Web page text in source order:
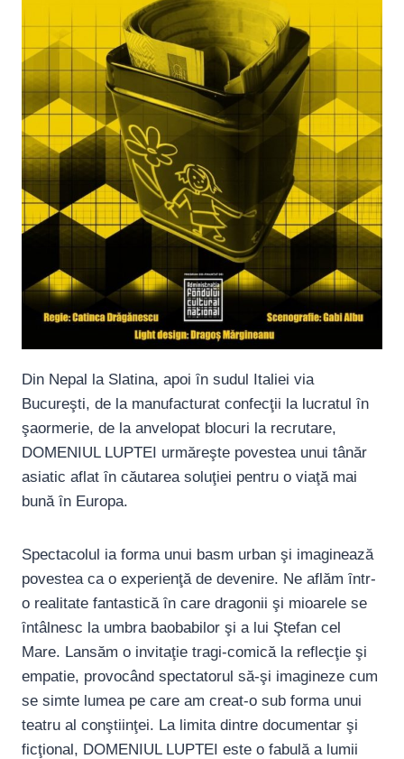
Din Nepal la Slatina, apoi ȋn sudul Italiei via
Bucureşti, de la manufacturat confecţii la lucratul ȋn
şaormerie, de la anvelopat blocuri la recrutare,
DOMENIUL LUPTEI urmăreşte povestea unui tânăr
asiatic aflat ȋn căutarea soluţiei pentru o viaţă mai
bună ȋn Europa.
Spectacolul ia forma unui basm urban şi imaginează
povestea ca o experienţă de devenire. Ne aflăm ȋntr-
o realitate fantastică ȋn care dragonii şi mioarele se
ȋntâlnesc la umbra baobabilor şi a lui Ştefan cel
Mare. Lansăm o invitaţie tragi-comică la reflecţie şi
empatie, provocând spectatorul să-şi imagineze cum
se simte lumea pe care am creat-o sub forma unui
teatru al conştiinţei. La limita dintre documentar şi
ficţional, DOMENIUL LUPTEI este o fabulă a lumii